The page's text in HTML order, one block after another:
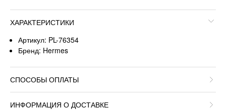
ХАРАКТЕРИСТИКИ
Артикул: PL-76354
Бренд: Hermes
СПОСОБЫ ОПЛАТЫ
ИНФОРМАЦИЯ О ДОСТАВКЕ